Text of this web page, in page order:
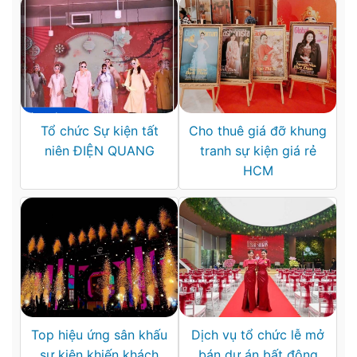
Tổ chức Sự kiện tất
niên ĐIỆN QUANG
Cho thuê giá đỡ khung
tranh sự kiện giá rẻ
HCM
Top hiệu ứng sân khấu
Dịch vụ tổ chức lễ mở